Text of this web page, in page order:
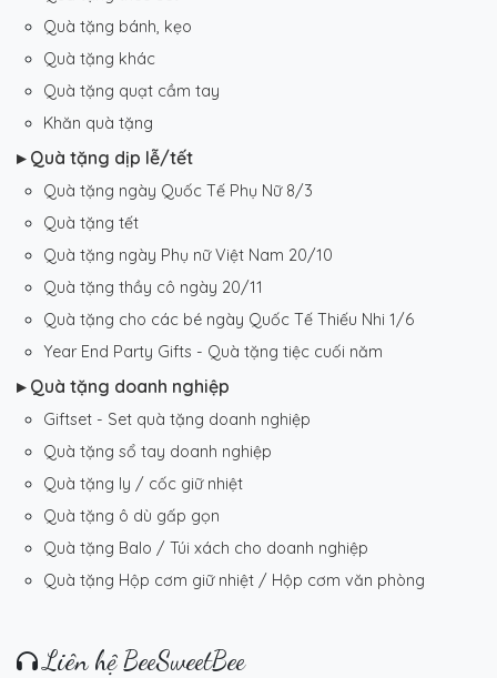
Quà tặng bánh, kẹo
Quà tặng khác
Quà tặng quạt cầm tay
Khăn quà tặng
▸ Quà tặng dịp lễ/tết
Quà tặng ngày Quốc Tế Phụ Nữ 8/3
Quà tặng tết
Quà tặng ngày Phụ nữ Việt Nam 20/10
Quà tặng thầy cô ngày 20/11
Quà tặng cho các bé ngày Quốc Tế Thiếu Nhi 1/6
Year End Party Gifts - Quà tặng tiệc cuối năm
▸ Quà tặng doanh nghiệp
Giftset - Set quà tặng doanh nghiệp
Quà tặng sổ tay doanh nghiệp
Quà tặng ly / cốc giữ nhiệt
Quà tặng ô dù gấp gọn
Quà tặng Balo / Túi xách cho doanh nghiệp
Quà tặng Hộp cơm giữ nhiệt / Hộp cơm văn phòng
Liên hệ BeeSweetBee